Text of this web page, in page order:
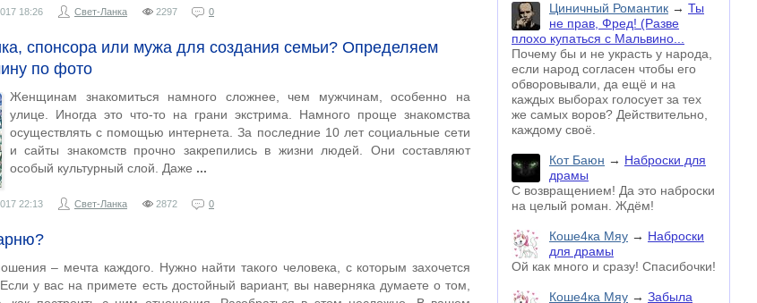
18:26 Свет-Ланка 2297 0
спонсора или мужа для создания семьи? Определяем
по фото
Женщинам знакомиться намного сложнее, чем мужчинам, особенно на
улице. Иногда это что-то на грани экстрима. Намного проще знакомства
осуществлять с помощью интернета. За последние 10 лет социальные сети
и сайты знакомств прочно закрепились в жизни людей. Они составляют
особый культурный слой. Даже
22:13 Свет-Ланка 2872 0
– мечта каждого. Нужно найти такого человека, с которым захочется
у вас на примете есть достойный вариант, вы наверняка думаете о том,
Циничный Романтик → Ты
не прав, Фред! (Разве
плохо купаться с Мальвино...
Почему бы и не украсть у народа,
если народ согласен чтобы его
обворовывали, да ещё и на
каждых выборах голосует за тех
же самых воров? Действительно,
каждому своё.
Кот Баюн → Наброски для
драмы
С возвращением! Да это наброски
на целый роман. Ждём!
Коше4ка Мяу → Наброски
для драмы
Ой как много и сразу! Спасибочки!
Коше4ка Мяу → Забыла